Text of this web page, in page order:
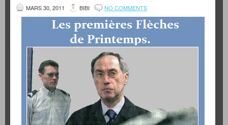
MARS 30, 2011 BIBI NO COMMENTS